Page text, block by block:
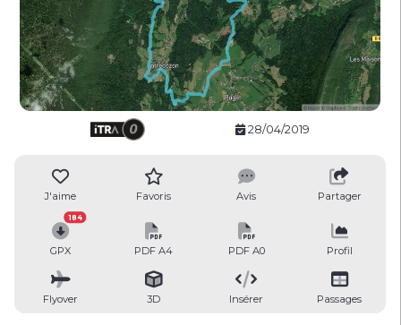
28/04/2019
J'aime Favoris Avis Partager
GPX
184
PDF A4 PDF A0 Profil
Flyover 3D Insérer Passages